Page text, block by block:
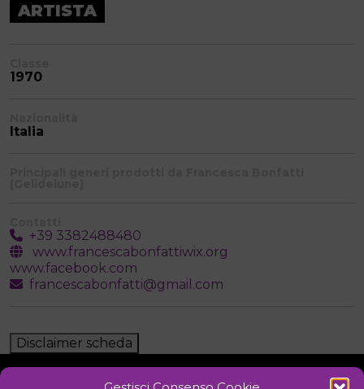
ARTISTA
1970
Italia
+39 3382488480
www.francescabonfattiwix.org
www.facebook.com
francescabonfatti@gmail.com
Disclaimer scheda